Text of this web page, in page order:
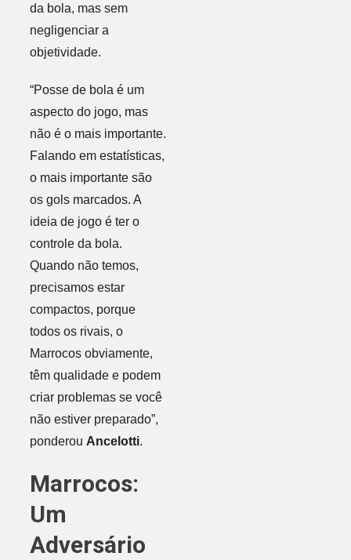
da bola, mas sem
negligenciar a
objetividade.
“Posse de bola é um
aspecto do jogo, mas
não é o mais importante.
Falando em estatísticas,
o mais importante são
os gols marcados. A
ideia de jogo é ter o
controle da bola.
Quando não temos,
precisamos estar
compactos, porque
todos os rivais, o
Marrocos obviamente,
têm qualidade e podem
criar problemas se você
não estiver preparado”,
ponderou Ancelotti.
Marrocos:
Um
Adversário